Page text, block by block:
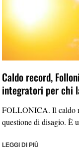
Caldo record,
integratori per chi
FOLLONICA. Il caldo
questione di disagio. È
LEGGI DI PIÙ